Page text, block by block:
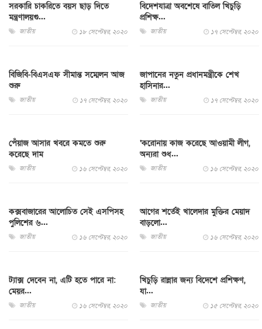
সরকারি চাকরিতে বয়স ছাড় দিতে
মন্ত্রণালয়গু...
জাতীয় ১৮ সেপ্টেম্বর, ২০২০
বিদেশযাত্রা অবশেষে বাতিল খিচুড়ি
প্রশিক্ষ...
জাতীয় ১৭ সেপ্টেম্বর, ২০২০
বিজিবি-বিএসএফ সীমান্ত সম্মেলন আজ
শুরু
জাতীয় ১৭ সেপ্টেম্বর, ২০২০
জাপানের নতুন প্রধানমন্ত্রীকে শেখ
হাসিনার...
জাতীয় ১৭ সেপ্টেম্বর, ২০২০
পেঁয়াজ আসার খবরে কমতে শুরু
করেছে দাম
জাতীয় ১৬ সেপ্টেম্বর, ২০২০
‘করোনায় কাজ করেছে আওয়ামী লীগ,
অন্যরা শুধ...
জাতীয় ১৬ সেপ্টেম্বর, ২০২০
কক্সবাজারের আলোচিত সেই এসপিসহ
পুলিশের ৬...
জাতীয় ১৬ সেপ্টেম্বর, ২০২০
আগের শর্তেই খালেদার মুক্তির মেয়াদ
বাড়লো...
জাতীয় ১৬ সেপ্টেম্বর, ২০২০
ট্যাক্স দেবেন না, এটি হতে পারে না:
মেয়র...
জাতীয় ১৬ সেপ্টেম্বর, ২০২০
খিচুড়ি রান্নার জন্য বিদেশে প্রশিক্ষণ,
যা...
জাতীয় ১৫ সেপ্টেম্বর, ২০২০